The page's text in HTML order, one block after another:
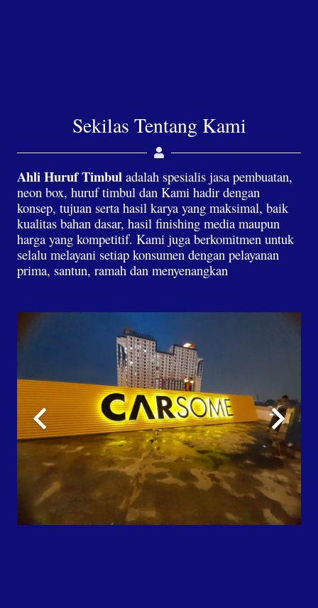
Sekilas Tentang Kami
Ahli Huruf Timbul adalah spesialis jasa pembuatan,
neon box, huruf timbul dan Kami hadir dengan
konsep, tujuan serta hasil karya yang maksimal, baik
kualitas bahan dasar, hasil finishing media maupun
harga yang kompetitif. Kami juga berkomitmen untuk
selalu melayani setiap konsumen dengan pelayanan
prima, santun, ramah dan menyenangkan